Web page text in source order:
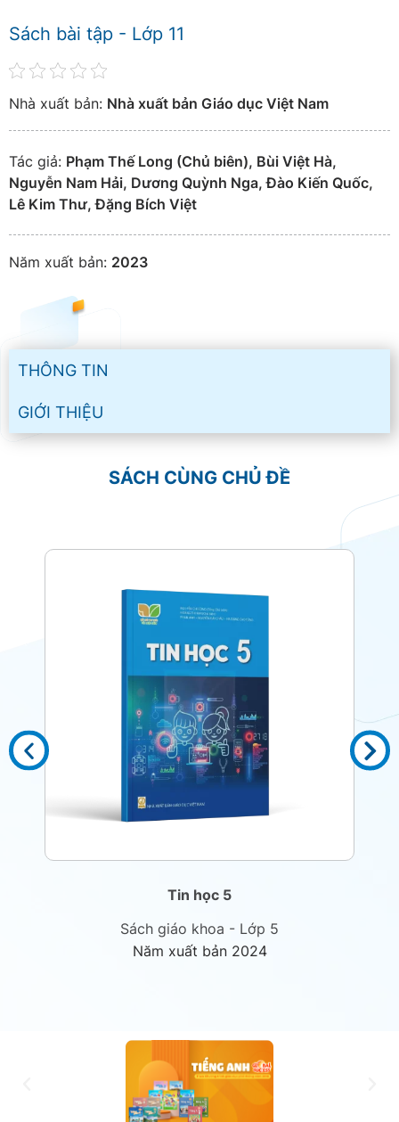
Sách bài tập - Lớp 11
Nhà xuất bản: Nhà xuất bản Giáo dục Việt Nam
Tác giả: Phạm Thế Long (Chủ biên), Bùi Việt Hà,
Nguyễn Nam Hải, Dương Quỳnh Nga, Đào Kiến Quốc,
Lê Kim Thư, Đặng Bích Việt
Năm xuất bản: 2023
THÔNG TIN
GIỚI THIỆU
SÁCH CÙNG CHỦ ĐỀ
Tin học 5
Sách giáo khoa - Lớp 5
Năm xuất bản 2024